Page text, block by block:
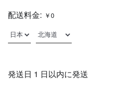
配送料金: ￥0
発送日 1 日以内に発送